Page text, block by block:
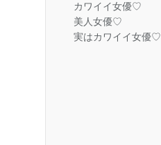
カワイイ女優♡
美人女優♡
実はカワイイ女優♡